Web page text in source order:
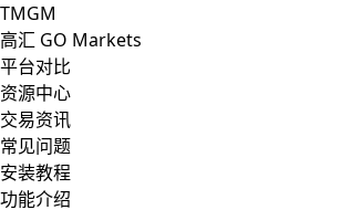
TMGM
高汇 GO Markets
平台对比
资源中心
交易资讯
常见问题
安装教程
功能介绍